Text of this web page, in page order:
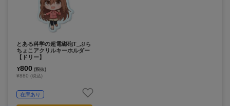
とある科学の超電磁砲T_ぷち
ちょこアクリルキーホルダー
【ドリー】
¥800 (税抜)
¥880 (税込)
在庫あり